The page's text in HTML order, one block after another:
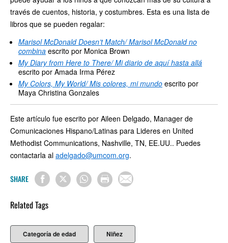
través de cuentos, historia, y costumbres. Esta es una lista de
libros que se pueden regalar:
Marisol McDonald Doesn’t Match/ Marisol McDonald no
combina escrito por Monica Brown
My Diary from Here to There/ Mi diario de aquí hasta allá
escrito por Amada Irma Pérez
My Colors, My World/ Mis colores, mi mundo escrito por
Maya Christina Gonzales
Este artículo fue escrito por Aileen Delgado, Manager de
Comunicaciones Hispano/Latinas para Lideres en United
Methodist Communications, Nashville, TN, EE.UU.. Puedes
contactarla al adelgado@umcom.org.
SHARE
Related Tags
Categoría de edad Niñez